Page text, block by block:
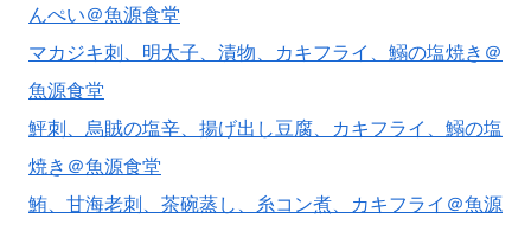
んぺい＠魚源食堂
マカジキ刺、明太子、漬物、カキフライ、鰯の塩焼き＠
魚源食堂
鮃刺、烏賊の塩辛、揚げ出し豆腐、カキフライ、鰯の塩
焼き＠魚源食堂
鮪、甘海老刺、茶碗蒸し、糸コン煮、カキフライ＠魚源